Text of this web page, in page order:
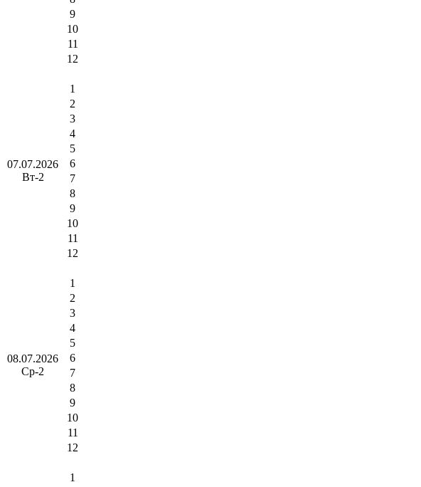
9
10
11
12
07.07.2026
Вт-2
1
2
3
4
5
6
7
8
9
10
11
12
08.07.2026
Ср-2
1
2
3
4
5
6
7
8
9
10
11
12
1